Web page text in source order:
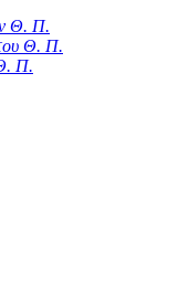
Θ. Π.
Θ. Π.
Π.